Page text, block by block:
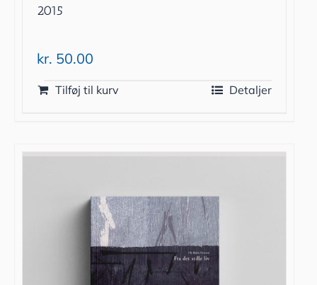
2015
kr. 50.00
Tilføj til kurv Detaljer